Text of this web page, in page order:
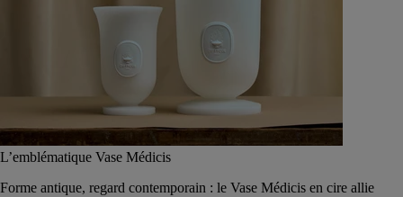
L’emblématique Vase Médicis
Forme antique, regard contemporain : le Vase Médicis en cire allie